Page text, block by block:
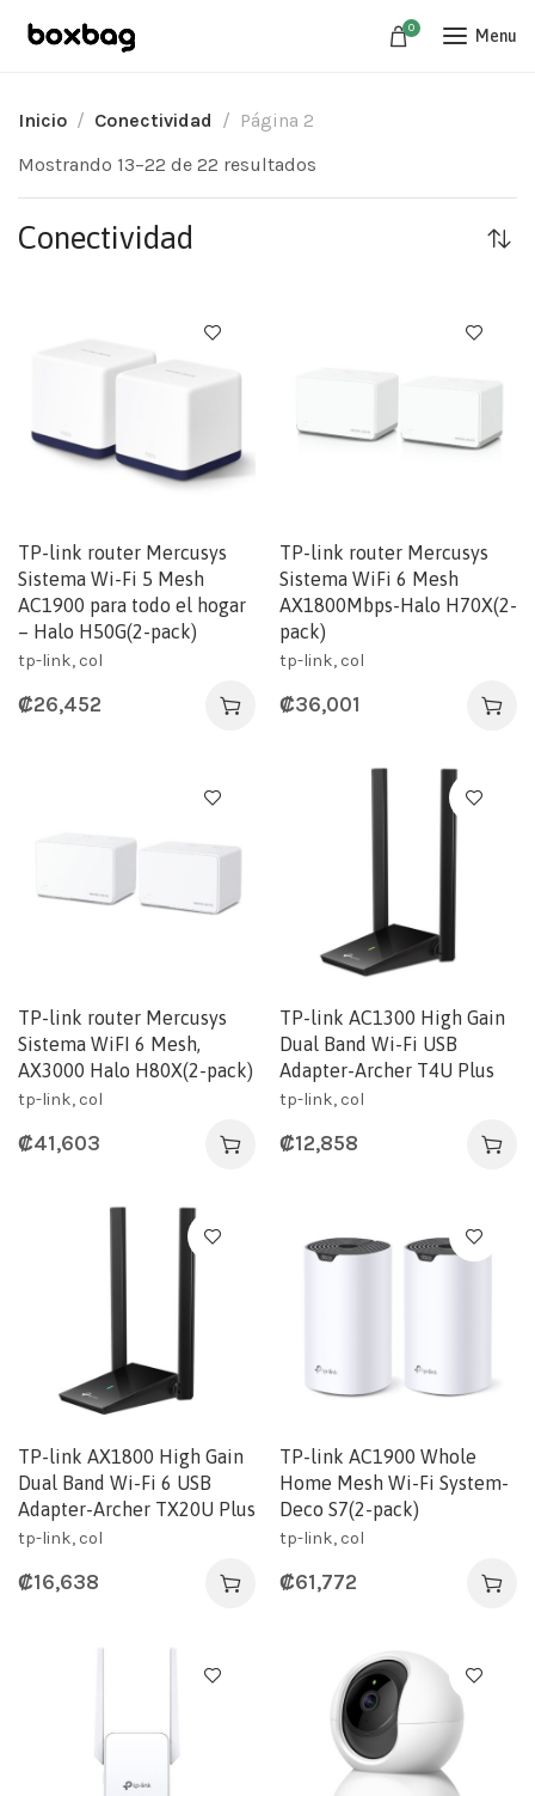
0 Menu
Inicio Conectividad
Página 2
Mostrando 13–22 de 22 resultados
Conectividad
TP-link router Mercusys
Sistema Wi-Fi 5 Mesh
AC1900 para todo el hogar
– Halo H50G(2-pack)
tp-link, col
₡26,452
TP-link router Mercusys
Sistema WiFi 6 Mesh
AX1800Mbps-Halo H70X(2-
pack)
tp-link, col
₡36,001
TP-link router Mercusys
Sistema WiFI 6 Mesh,
AX3000 Halo H80X(2-pack)
tp-link, col
₡41,603
TP-link AC1300 High Gain
Dual Band Wi-Fi USB
Adapter-Archer T4U Plus
tp-link, col
₡12,858
TP-link AX1800 High Gain
Dual Band Wi-Fi 6 USB
Adapter-Archer TX20U Plus
tp-link, col
₡16,638
TP-link AC1900 Whole
Home Mesh Wi-Fi System-
Deco S7(2-pack)
tp-link, col
₡61,772